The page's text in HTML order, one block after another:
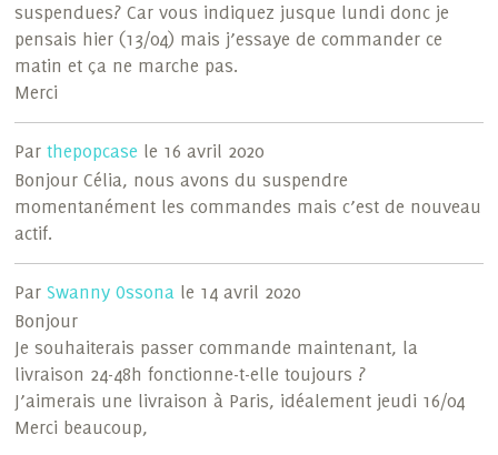
suspendues? Car vous indiquez jusque lundi donc je
pensais hier (13/04) mais j’essaye de commander ce
matin et ça ne marche pas.
Merci
Parthepopcase le 16 avril 2020
Bonjour Célia, nous avons du suspendre
momentanément les commandes mais c’est de nouveau
actif.
ParSwanny Ossona le 14 avril 2020
Bonjour
Je souhaiterais passer commande maintenant, la
livraison 24-48h fonctionne-t-elle toujours ?
J’aimerais une livraison à Paris, idéalement jeudi 16/04
Merci beaucoup,